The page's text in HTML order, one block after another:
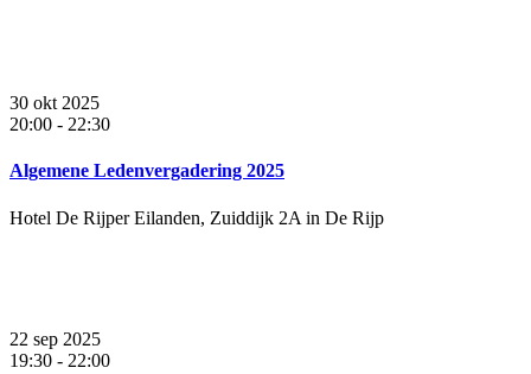
30 okt 2025
20:00 - 22:30
Algemene Ledenvergadering 2025
Hotel De Rijper Eilanden, Zuiddijk 2A in De Rijp
22 sep 2025
19:30 - 22:00